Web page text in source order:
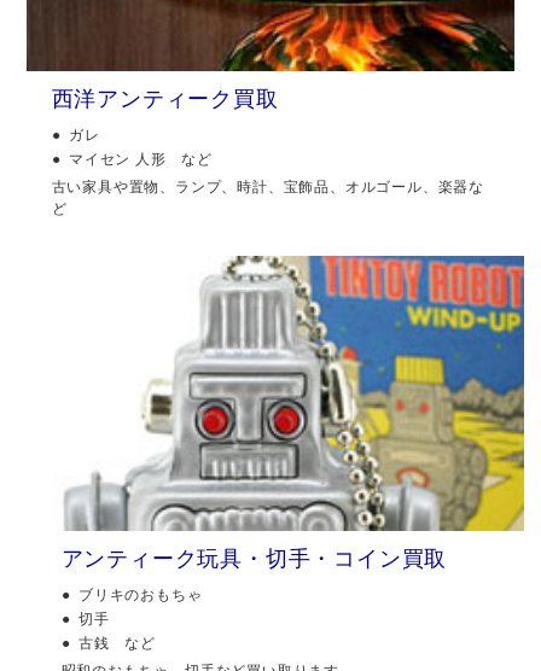
西洋アンティーク買取
ガレ
マイセン 人形 など
古い家具や置物、ランプ、時計、宝飾品、オルゴール、楽器な
ど
アンティーク玩具・切手・コイン買取
ブリキのおもちゃ
切手
古銭 など